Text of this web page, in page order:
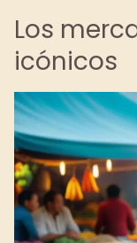
Los
icónicos